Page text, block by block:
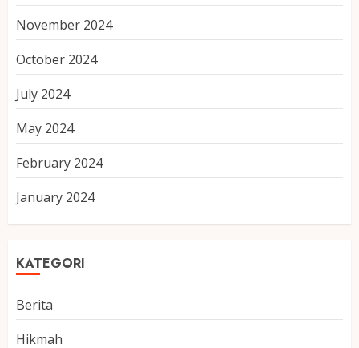
November 2024
October 2024
July 2024
May 2024
February 2024
January 2024
KATEGORI
Berita
Hikmah